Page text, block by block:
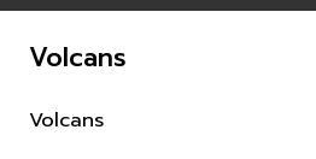
Volcans
Volcans